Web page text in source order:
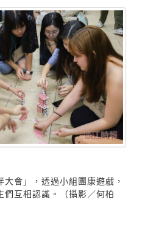
會」，透過小組團康遊戲，
們互相認識。（攝影／何柏